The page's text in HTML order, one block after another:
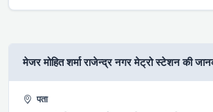
मे‌‌जर मोहित शर्मा राजेन्द्र नगर मेट्रो स्टेशन की
पता